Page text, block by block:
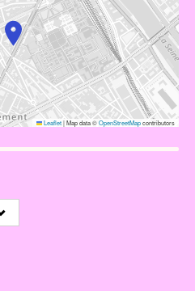
Leaflet|Map data ©OpenStreetMapcontributors